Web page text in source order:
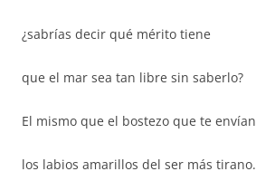
¿sabrías decir qué mérito tiene
que el mar sea tan libre sin saberlo?
El mismo que el bostezo que te envían
los labios amarillos del ser más tirano.